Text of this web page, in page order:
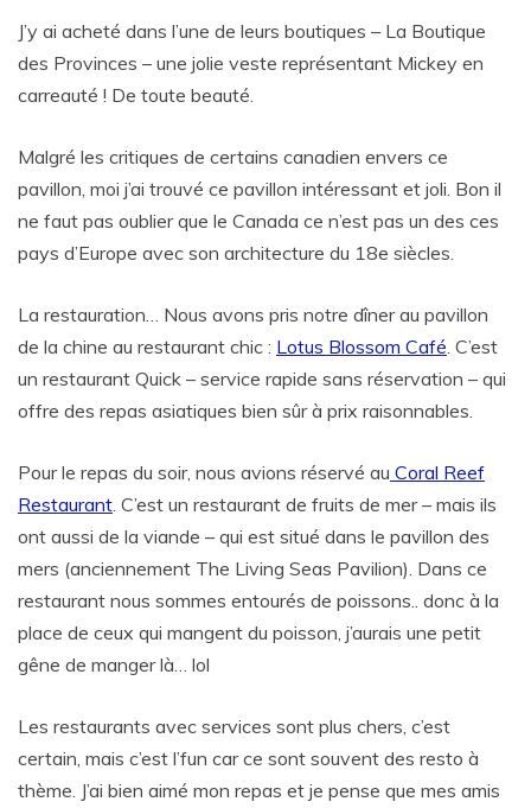
J’y ai acheté dans l’une de leurs boutiques – La Boutique
des Provinces – une jolie veste représentant Mickey en
carreauté ! De toute beauté.
Malgré les critiques de certains canadien envers ce
pavillon, moi j’ai trouvé ce pavillon intéressant et joli. Bon il
ne faut pas oublier que le Canada ce n’est pas un des ces
pays d’Europe avec son architecture du 18e siècles.
La restauration… Nous avons pris notre dîner au pavillon
de la chine au restaurant chic : Lotus Blossom Café . C’est
un restaurant Quick – service rapide sans réservation – qui
offre des repas asiatiques bien sûr à prix raisonnables.
Pour le repas du soir, nous avions réservé au Coral Reef
Restaurant . C’est un restaurant de fruits de mer – mais ils
ont aussi de la viande – qui est situé dans le pavillon des
mers (anciennement The Living Seas Pavilion). Dans ce
restaurant nous sommes entourés de poissons.. donc à la
place de ceux qui mangent du poisson, j’aurais une petit
gêne de manger là… lol
Les restaurants avec services sont plus chers, c’est
certain, mais c’est l’fun car ce sont souvent des resto à
thème. J’ai bien aimé mon repas et je pense que mes amis